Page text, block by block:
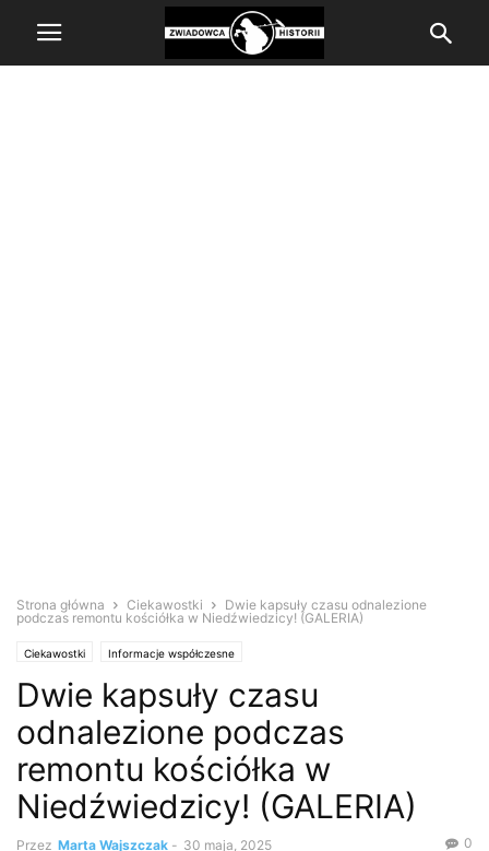
Strona główna Ciekawostki
Dwie kapsuły czasu odnalezione
podczas remontu kościółka w Niedźwiedzicy! (GALERIA)
Ciekawostki Informacje współczesne
Dwie kapsuły czasu
odnalezione podczas
remontu kościółka w
Niedźwiedzicy! (GALERIA)
Przez Marta Wajszczak - 30 maja, 2025 0